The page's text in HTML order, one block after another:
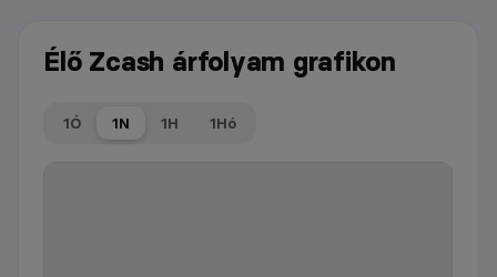
Élő Zcash árfolyam grafikon
1Ó 1N 1H 1Hó